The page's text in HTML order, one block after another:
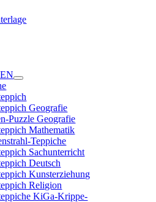
Geografie
Puzzle Geografie
Mathematik
Teppiche
Sachunterricht
Deutsch
Kunsterziehung
Religion
KiGa-Krippe-